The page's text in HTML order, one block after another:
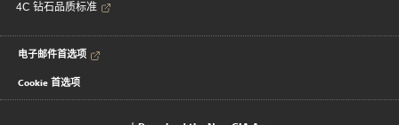
4C 钻石品质标准
电子邮件首选项
Cookie 首选项